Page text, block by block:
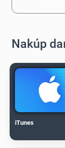
Nakúp
iTunes